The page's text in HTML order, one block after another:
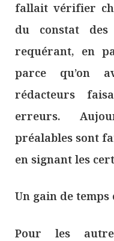
fallait vérifier
du constat
requérant, en
parce qu’on
rédacteurs
erreurs.
préalables sont
en signant les
Un gain de temps
Pour les